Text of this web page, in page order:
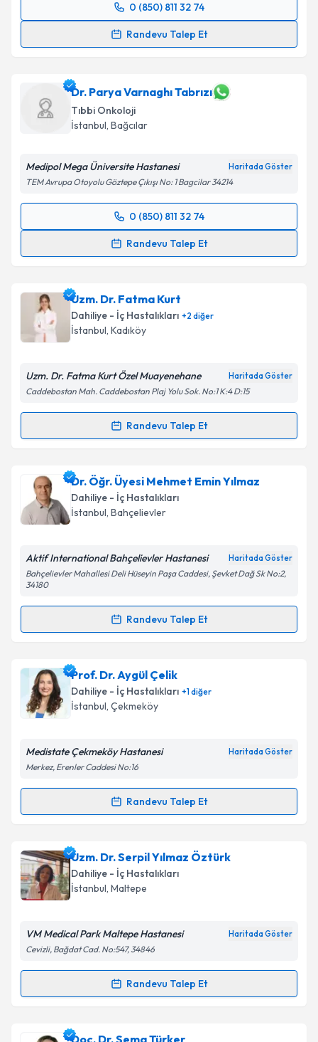
0 (850) 811 32 74
Randevu Talep Et
Randevu Takvimi Talebi
için bir takvim hazırlandığında e-posta ile
bilgilendireceğiz.
E-posta Adresiniz
Kişisel verilerimin işlenmesine ilişkinAydınlatma
'ni okudum ve kişisel verilerimin belirtilen
kapsamda işlenmesini kabul ediyorum.
Dr. Parya Varnaghı Tabrızı
Tıbbi Onkoloji
İstanbul, Bağcılar
Medipol Mega Üniversite Hastanesi Haritada Göster
TEM Avrupa Otoyolu Göztepe Çıkışı No: 1 Bagcilar 34214
0 (850) 811 32 74
Randevu Talep Et
Randevu Takvimi Talebi
için bir takvim hazırlandığında e-posta ile
bilgilendireceğiz.
E-posta Adresiniz
Kişisel verilerimin işlenmesine ilişkinAydınlatma
'ni okudum ve kişisel verilerimin belirtilen
kapsamda işlenmesini kabul ediyorum.
Takvim Talebini Gönder
Uzm. Dr. Fatma Kurt
Dahiliye - İç Hastalıkları +2 diğer
İstanbul, Kadıköy
Uzm. Dr. Fatma Kurt Özel Muayenehane Haritada Göster
Caddebostan Mah. Caddebostan Plaj Yolu Sok. No:1 K:4 D:15
Randevu Talep Et
Randevu Takvimi Talebi
Uzm. Dr. Fatma Kurtiçin randevu takvimi talebi
oluşturun. Size bu uzmandan randevu almanız için bir
takvim hazırlandığında e-posta ile bilgilendireceğiz.
Kişisel verilerimin işlenmesine ilişkinAydınlatma
'ni okudum ve kişisel verilerimin belirtilen
kapsamda işlenmesini kabul ediyorum.
Takvim Talebini Gönder
Dr. Öğr. Üyesi Mehmet Emin Yılmaz
Dahiliye - İç Hastalıkları
İstanbul, Bahçelievler
Aktif International Bahçelievler Hastanesi Haritada Göster
Bahçelievler Mahallesi Deli Hüseyin Paşa Caddesi, Şevket Dağ Sk No:2,
34180
Randevu Talep Et
Randevu Takvimi Talebi
Dr. Öğr. Üyesi Mehmet Emin Yılmaz
takvimi talebi oluşturun. Size bu uzmandan randevu
almanız için bir takvim hazırlandığında e-posta ile
bilgilendireceğiz.
Kişisel verilerimin işlenmesine ilişkinAydınlatma
kapsamda işlenmesini kabul ediyorum.
Takvim Talebini Gönder
Prof. Dr. Aygül Çelik
Dahiliye - İç Hastalıkları +1diğer
İstanbul, Çekmeköy
Medistate Çekmeköy Hastanesi Haritada Göster
Merkez, Erenler Caddesi No:16
Randevu Talep Et
Randevu Takvimi Talebi
Prof. Dr. Aygül Çelikiçin randevu takvimi talebi
oluşturun. Size bu uzmandan randevu almanız için bir
takvim hazırlandığında e-posta ile bilgilendireceğiz.
Kişisel verilerimin işlenmesine ilişkin
Metni'ni okudum ve kişisel verilerimin belirtilen
Uzm. Dr. Serpil Yılmaz Öztürk
Dahiliye - İç Hastalıkları
İstanbul, Maltepe
VM Medical Park Maltepe Hastanesi Haritada Göster
Cevizli, Bağdat Cad. No:547, 34846
Randevu Talep Et
Randevu Takvimi Talebi
Uzm. Dr. Serpil Yılmaz Öztürk
Doç. Dr. Sema Türker